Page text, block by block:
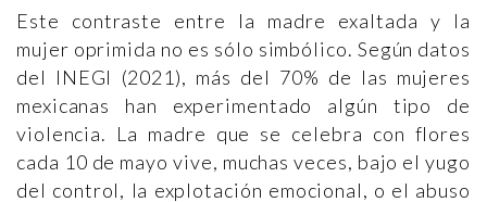
Este contraste entre la madre exaltada y la
mujer oprimida no es sólo simbólico. Según datos
del INEGI (2021), más del 70% de las mujeres
mexicanas han experimentado algún tipo de
violencia. La madre que se celebra con flores
cada 10 de mayo vive, muchas veces, bajo el yugo
del control, la explotación emocional, o el abuso